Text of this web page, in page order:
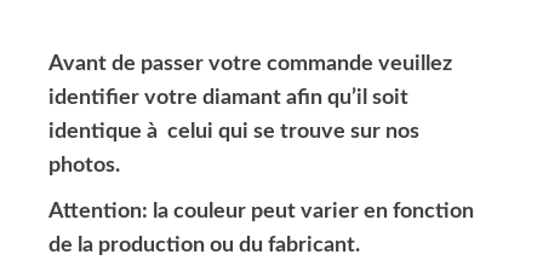
Avant de passer votre commande veuillez
identifier votre diamant afin qu’il soit
identique à celui qui se trouve sur nos
photos.
Attention: la couleur peut varier en fonction
de la production ou du fabricant.